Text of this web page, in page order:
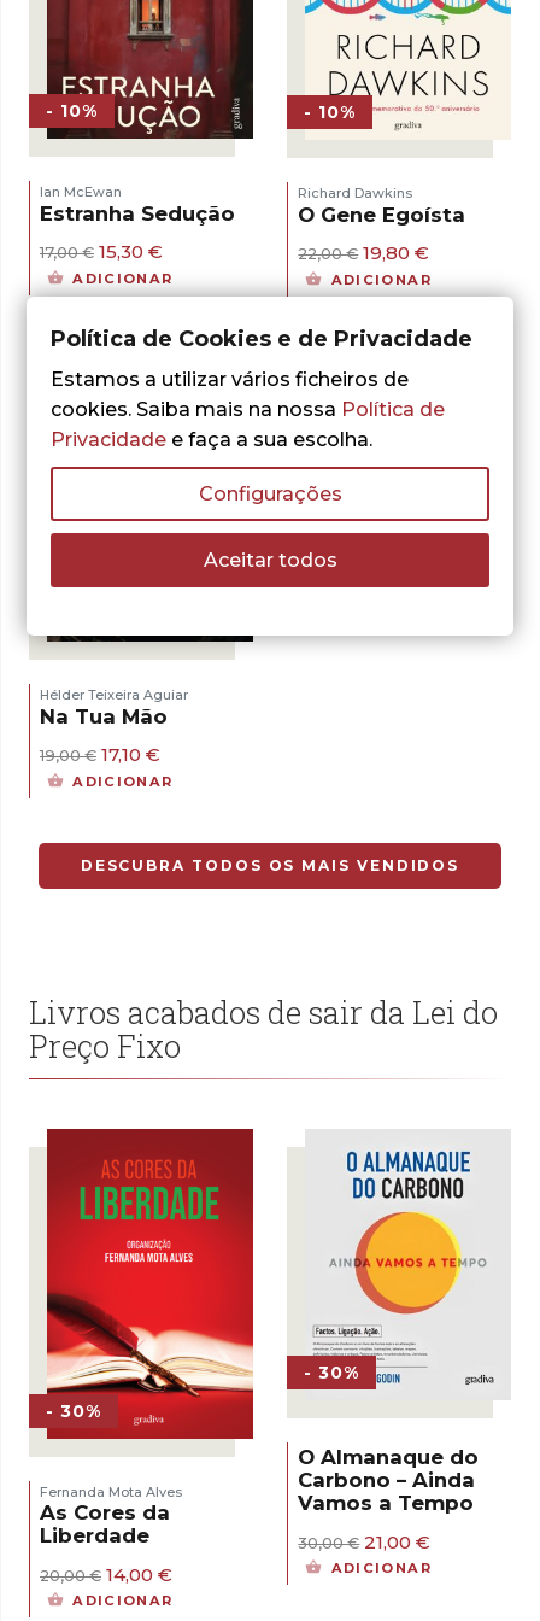
- 10%
Ian McEwan
Estranha Sedução
17,00€ O
preço
original
17,00 €.
15,30 €
preço
atual
15,30 €.
ADICIONAR
- 10%
Richard Dawkins
O Gene Egoísta
22,00€ O
preço
original
22,00 €.
19,80€
preço
atual
19,80 €.
ADICIONAR
Hélder Teixeira Aguiar
Na Tua Mão
19,00€ O
preço
17,10 €
preço
ADICIONAR
DESCUBRA TODOS OS MAIS VENDIDOS
Livros acabados de sair da Lei do
Preço Fixo
- 30%
Fernanda Mota Alves
As Cores da
Liberdade
20,00€ O
preço
14,00 €
ADICIONAR
- 30%
O Almanaque do
Carbono – Ainda
Vamos a Tempo
30,00€ O
preço
21,00€
preço
ADICIONAR
Política de Cookies e de Privacidade
Estamos a utilizar vários ficheiros de
cookies. Saiba mais na nossa Política de
Privacidade e faça a sua escolha.
Configurações
Aceitar todos